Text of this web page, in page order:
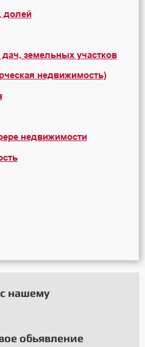
долей
земельных участков
недвижимость)
недвижимости
нашему
обьявление